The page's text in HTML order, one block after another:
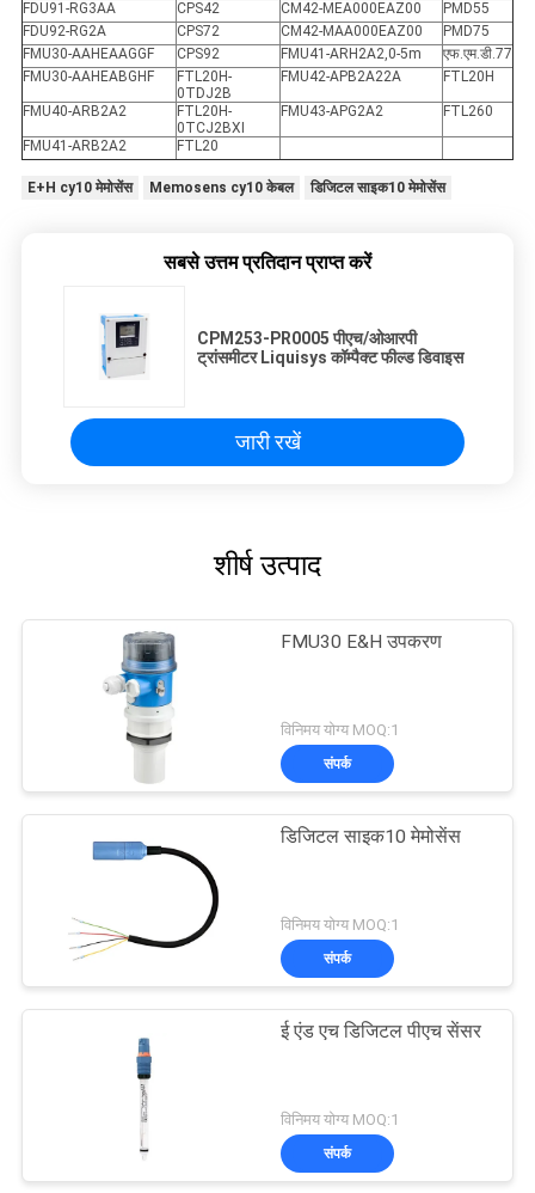
FDU91-RG3AA
CPS42 CM42-MEA000EAZ00
PMD55
FDU92-RG2A
CPS72 CM42-MAA000EAZ00
PMD75
FMU30-AAHEAAGGF
CPS92 FMU41-ARH2A2,0-5m
एफ.एम.डी.77
FMU30-AAHEABGHF
FTL20H-
0TDJ2B
FMU42-APB2A22A FTL20H
FMU40-ARB2A2
FTL20H-
0TCJ2BXI
FMU43-APG2A2 FTL260
FMU41-ARB2A2 FTL20
E+H cy10 मेमोसेंस Memosens cy10 केबल डिजिटल साइक10 मेमोसेंस
सबसे उत्तम प्रतिदान प्राप्त करें
CPM253-PR0005 पीएच/ओआरपी
ट्रांसमीटर Liquisys कॉम्पैक्ट फील्ड डिवाइस
जारी रखें
शीर्ष उत्पाद
FMU30 E&H उपकरण
विनिमय योग्य MOQ:1
संपर्क
डिजिटल साइक10 मेमोसेंस
विनिमय योग्य MOQ:1
संपर्क
ई एंड एच डिजिटल पीएच सेंसर
विनिमय योग्य MOQ:1
संपर्क